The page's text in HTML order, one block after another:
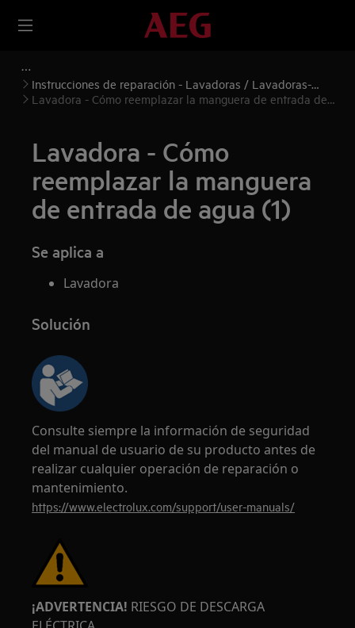
Instrucciones de reparación - Lavadoras / Lavadoras-
secadoras
Lavadora - Cómo reemplazar la manguera de entrada de
Lavadora - Cómo
reemplazar la manguera
de entrada de agua (1)
Se aplica a
Lavadora
Solución
Consulte siempre la información de seguridad
del manual de usuario de su producto antes de
realizar cualquier operación de reparación o
mantenimiento.
https://www.electrolux.com/support/user-manuals/
¡ADVERTENCIA! RIESGO DE DESCARGA